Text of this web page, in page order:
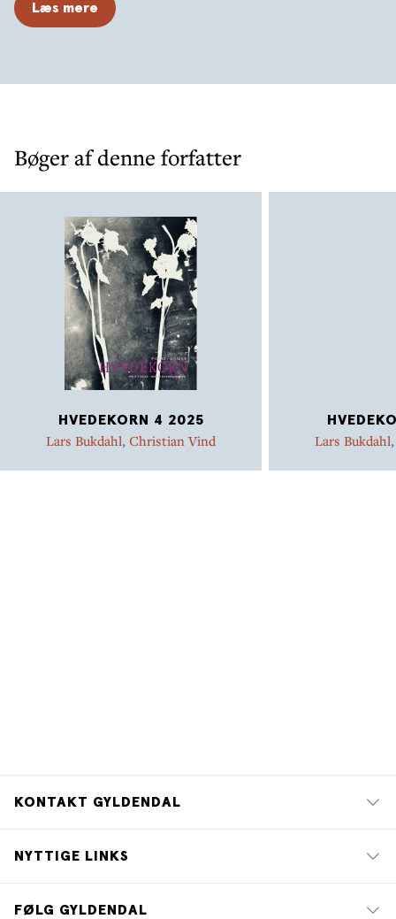
Læs mere
Bøger af denne forfatter
HVEDEKORN 4 2025
Lars Bukdahl, Christian Vind Lars Bukdahl
KONTAKT GYLDENDAL
NYTTIGE LINKS
FØLG GYLDENDAL